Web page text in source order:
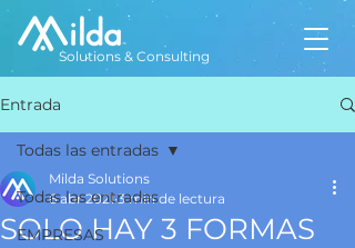
Solutions & Consulting
Entrada
Todas las entradas
EMPRESAS
Todas las entradas
SOLO HAY 3 FORMAS
Milda Solutions
6 abr 2021 3 min de lectura